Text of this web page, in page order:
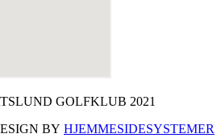
GOLFKLUB 2021
BY HJEMMESIDESYSTEMER